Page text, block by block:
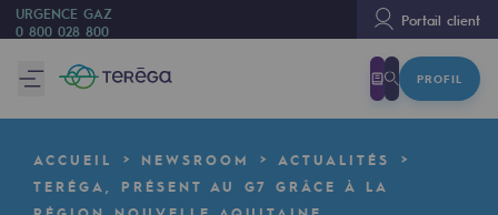
URGENCE GAZ
0 800 028 800
Portail client
PROFIL
Nous sommes
80 ans d'histoire
ACCUEIL NEWSROOM
ACTUALITÉS
TERÉGA, PRÉSENT AU G7 GRÂCE À LA